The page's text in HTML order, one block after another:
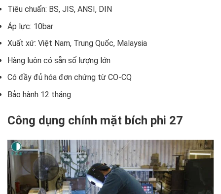
Tiêu chuẩn: BS, JIS, ANSI, DIN
Áp lực: 10bar
Xuất xứ: Việt Nam, Trung Quốc, Malaysia
Hàng luôn có sẵn số lượng lớn
Có đầy đủ hóa đơn chứng từ CO-CQ
Bảo hành 12 tháng
Công dụng chính mặt bích phi 27